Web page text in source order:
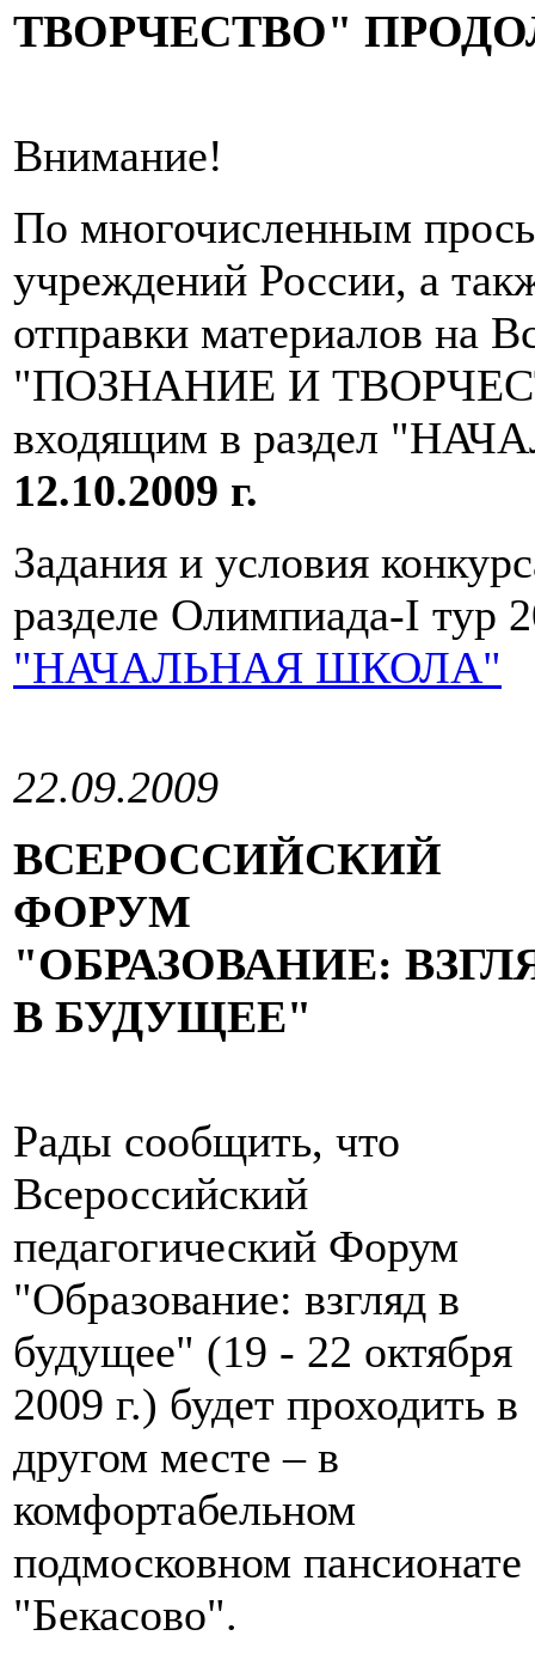
ТВОРЧЕСТВО"
Внимание!
По многочисленным
учреждений России, а
отправки материалов на
"ПОЗНАНИЕ И
входящим в раздел
12.10.2009 г.
Задания и условия
разделе Олимпиада-I тур
"НАЧАЛЬНАЯ ШКОЛА"
22.09.2009
ВСЕРОССИЙСКИЙ
ФОРУМ
"ОБРАЗОВАНИЕ:
В БУДУЩЕЕ"
Рады сообщить, что
Всероссийский
педагогический Форум
"Образование: взгляд в
будущее" (19 - 22 октября
2009 г.) будет проходить в
другом месте – в
комфортабельном
подмосковном пансионате
"Бекасово".